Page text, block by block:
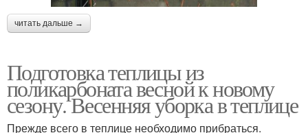
читать дальше →
Подготовка теплицы из
поликарбоната весной к новому
сезону. Весенняя уборка в теплице
Прежде всего в теплице необходимо прибраться.